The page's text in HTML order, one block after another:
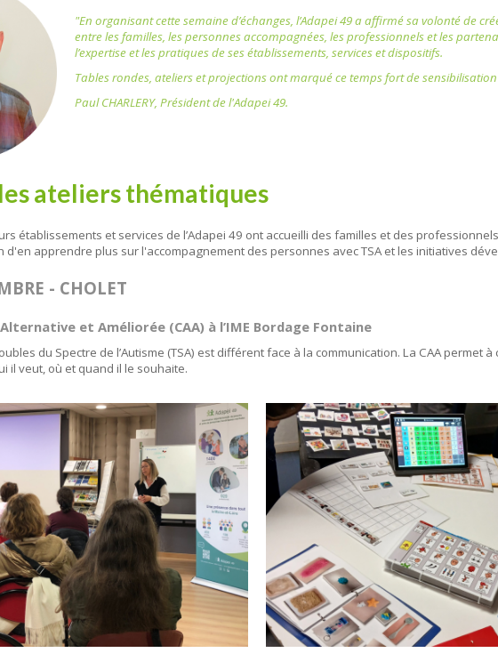
"En organisant cette semaine d’échanges, l’Adapei 49 a affirmé sa volonté de
entre les familles, les personnes accompagnées, les professionnels et les
l’expertise et les pratiques de ses établissements, services et dispositifs.
Tables rondes, ateliers et projections ont marqué ce temps fort de
Paul CHARLERY, Président de l'Adapei 49.
ateliers thématiques
établissements et services de l’Adapei 49 ont accueilli des familles et des
d'en apprendre plus sur l'accompagnement des personnes avec TSA et les initiatives
- CHOLET
et Améliorée (CAA) à l’IME Bordage Fontaine
du Spectre de l’Autisme (TSA) est différent face à la communication. La CAA permet
il veut, où et quand il le souhaite.